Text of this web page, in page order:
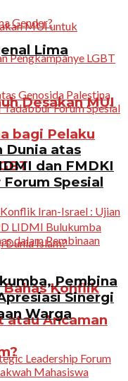
Desakan MUI
bagi Pelaku
Konflik
atau Ancaman
Lima
Dunia atas
dan FMDKI
Spesial
Pembina
Sinergi
Warga